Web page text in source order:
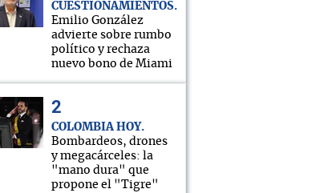
CUESTIONAMIENTOS
Emilio González
advierte sobre rumbo
político y rechaza
nuevo bono de Miami
COLOMBIA HOY
Bombardeos, drones
y megacárceles: la
"mano dura" que
propone el "Tigre"